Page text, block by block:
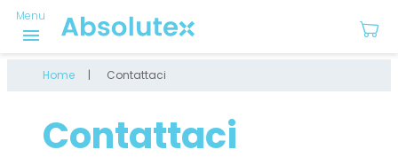
Menu
menu
Home Contattaci
Contattaci